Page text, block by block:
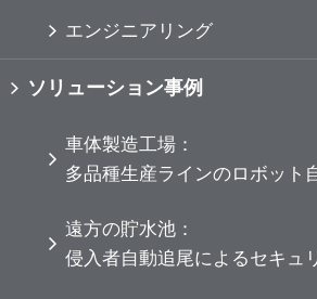
エンジニアリング
ソリューション事例
車体製造工場：
多品種生産ラインのロボット
遠方の貯水池：
侵入者自動追尾によるセキュ